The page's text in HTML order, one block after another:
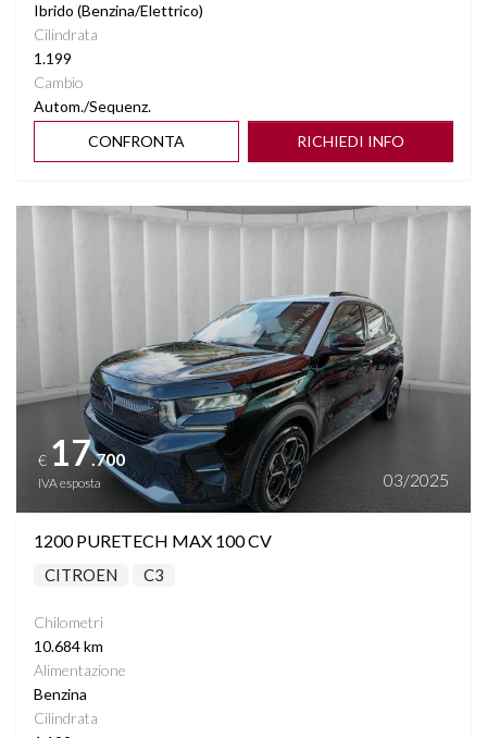
Ibrido (Benzina/Elettrico)
Cilindrata
1.199
Cambio
Autom./Sequenz.
CONFRONTA
RICHIEDI INFO
Vedi dettagli
€ 17.700
IVA esposta 03/2025
1200 PURETECH MAX 100 CV
CITROEN C3
Chilometri
10.684 km
Alimentazione
Benzina
Cilindrata